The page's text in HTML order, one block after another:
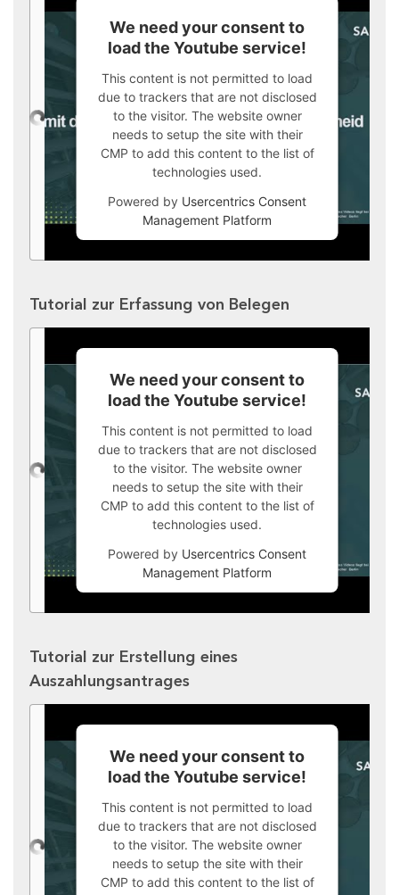
We need your consent to
load the Youtube service!
This content is not permitted to load
due to trackers that are not disclosed
to the visitor. The website owner
needs to setup the site with their
CMP to add this content to the list of
technologies used.
Powered by Usercentrics Consent
Management Platform
Tutorial zur Erfassung von Belegen
We need your consent to
load the Youtube service!
This content is not permitted to load
due to trackers that are not disclosed
to the visitor. The website owner
needs to setup the site with their
CMP to add this content to the list of
technologies used.
Powered by Usercentrics Consent
Management Platform
Tutorial zur Erstellung eines
Auszahlungsantrages
We need your consent to
load the Youtube service!
This content is not permitted to load
due to trackers that are not disclosed
to the visitor. The website owner
needs to setup the site with their
CMP to add this content to the list of